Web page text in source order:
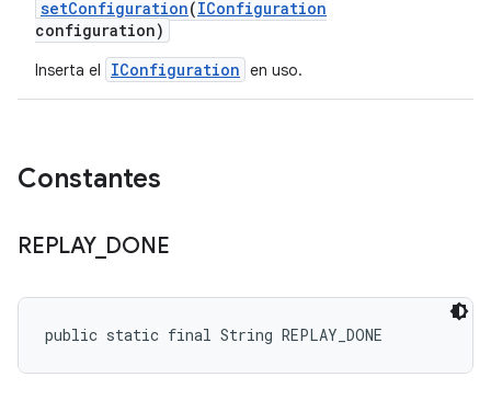
setConfiguration(IConfiguration
configuration)
Inserta el IConfiguration en uso.
Constantes
REPLAY_ DONE
public static final String REPLAY_DONE